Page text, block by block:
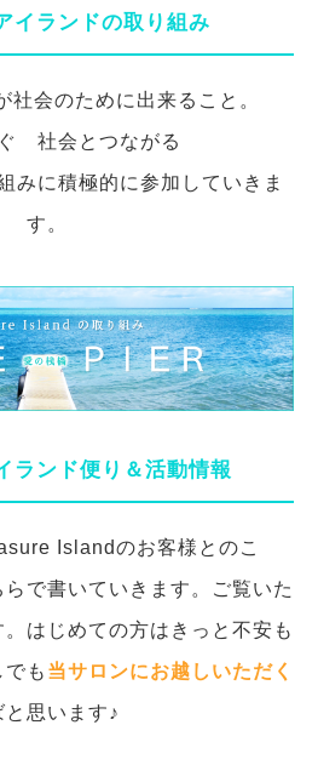
イランドの取り組み
会のために出来ること。
社会とつながる
みに積極的に参加していきま
す。
ランド便り＆活動情報
Islandのお客様とのこ
で書いていきます。ご覧いた
はじめての方はきっと不安も
も 当サロンにお越しいただく
と思います♪